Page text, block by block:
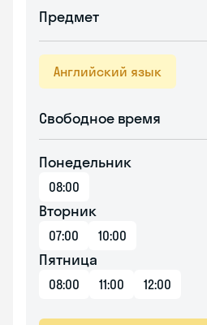
Предмет
Английский язык
Свободное время
Понедельник
08:00
Вторник
07:00 10:00
Пятница
08:00 11:00 12:00